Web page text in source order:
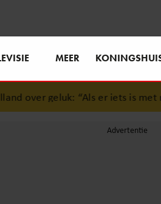
MEER
over geluk: “Als er iets is met